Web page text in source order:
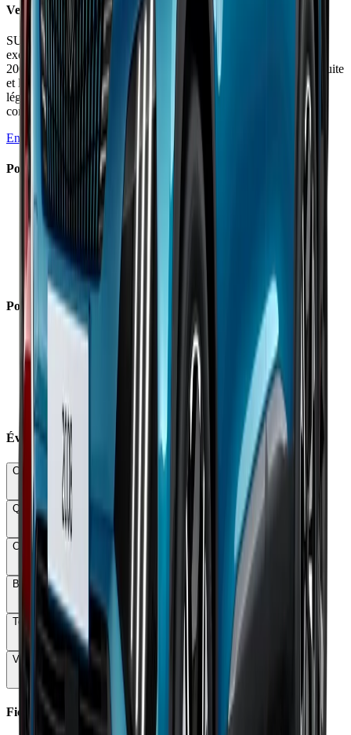
Verdict
SUV urbain hybride efficace en ville avec une consommation
exemplaire de 4 l/100 km, mais pénalisé par un prix élevé dès 30
200 € pour le 130h et un confort perfectible. La douceur de conduite
et la fiabilité Toyota compensent partiellement une insonorisation
légère et des plastiques durs. Idéal pour usage urbain, moins
convaincant sur autoroute.
En savoir plus →
Points Forts
✓ Consommation ville exceptionnelle de 4 l/100 km
✓
Douceur de conduite remarquable en hybride
✓Fiabilité Toyota éprouvée
Équipement de sécurité complet (30 systèmes)
Comportement routier sûr et prévisible
Option 4 roues motrices AWD-i rare dans le segment
Points Faibles
Prix catalogue élevé dès 30 200 € pour le 130h
Insonorisation légère à 72 dBA à 130 km/h
×
Plastiques durs dominants dans l'habitacle
Suspensions fermes à basse vitesse
Habitabilité arrière juste aux jambes
Diamètre de braquage décevant de 10,6 m
Évaluations Détaillées
Conduite & Maniabilité
Qualité & Finition
Confort
Budget total
Technologie61
Vie à bord
Fiche Technique